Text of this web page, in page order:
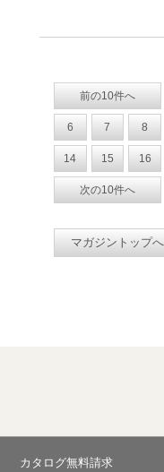
前の10件へ
6 7 8
14 15 16
次の10件へ
マガジントップへ
カタログ無料請求